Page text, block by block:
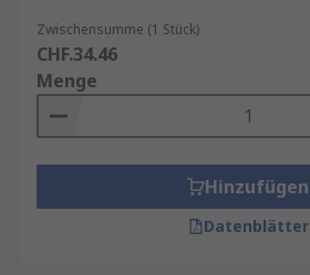
Zwischensumme (1 Stück)
CHF.34.46
Menge
Hinzufügen
Datenblätter